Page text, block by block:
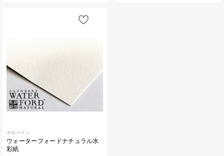
ホルベイン
ウォーターフォードナチュラル水
彩紙